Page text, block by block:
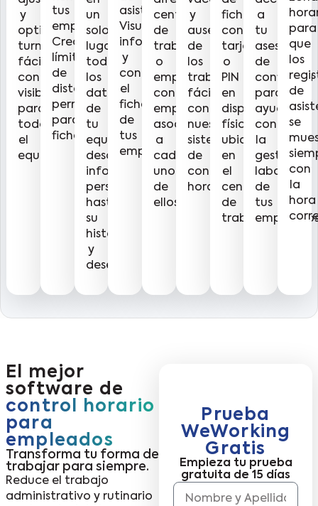
y
optimiza
turnos
fácilmente,
con
visibilidad
para
todo
el
equipo.
tus
empleados.
Crea
límites
de
distancias
permitidas
para
fichar.
un
solo
lugar
todos
los
datos
de
tu
equipo,
desde
información
personal
hasta
su
historial
y
desempeño.
asistencia.
Visualiza
informes
y
controla
el
fichajes
de
tus
empleados.
centros
de
trabajos
o
empresas
con
empleados
asociados
a
cada
uno
de
ellos.
y
ausencias
de
los
trabajadores
fácilmente
con
nuestro
sistema
de
control
horario.
fichaje
con
tarjetas
o
PIN
en
dispositivo
físico
ubicado
en
el
centro
de
trabajo.
a
tu
asesor
de
confianza
para
ayudarte
con
la
gestión
laboral
de
tus
para
que
los
de
se
con
la
hora
El mejor
software de
control horario
para
empleados
Transforma tu forma de
trabajar para siempre.
Reduce el trabajo
administrativo y rutinario
Prueba
WeWorking
Gratis
Empieza tu prueba
gratuita de 15 días